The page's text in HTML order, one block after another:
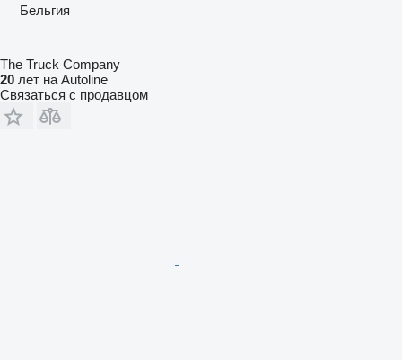
Бельгия
The Truck Company
20 лет на Autoline
Связаться с продавцом